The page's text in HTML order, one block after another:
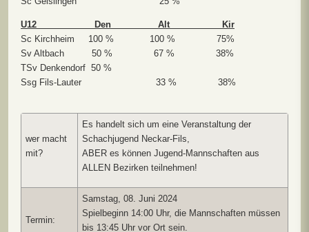
U12 Den AltKir
Sc Kirchheim 100 % 100 % 75%
Sv Altbach 50 % 67 % 38%
TSv Denkendorf 50 %
Ssg Fils-Lauter 33 % 38%
wer macht
mit?
Es handelt sich um eine Veranstaltung der
Schachjugend Neckar-Fils,
ABER es können Jugend-Mannschaften aus
ALLEN Bezirken teilnehmen!
Termin:
Samstag, 08. Juni 2024
Spielbeginn 14:00 Uhr, die Mannschaften müssen
bis 13:45 Uhr vor Ort sein.